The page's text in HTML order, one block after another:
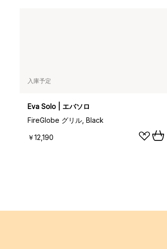
入庫予定
Eva Solo | エバソロ
FireGlobe グリル, Black
￥12,190